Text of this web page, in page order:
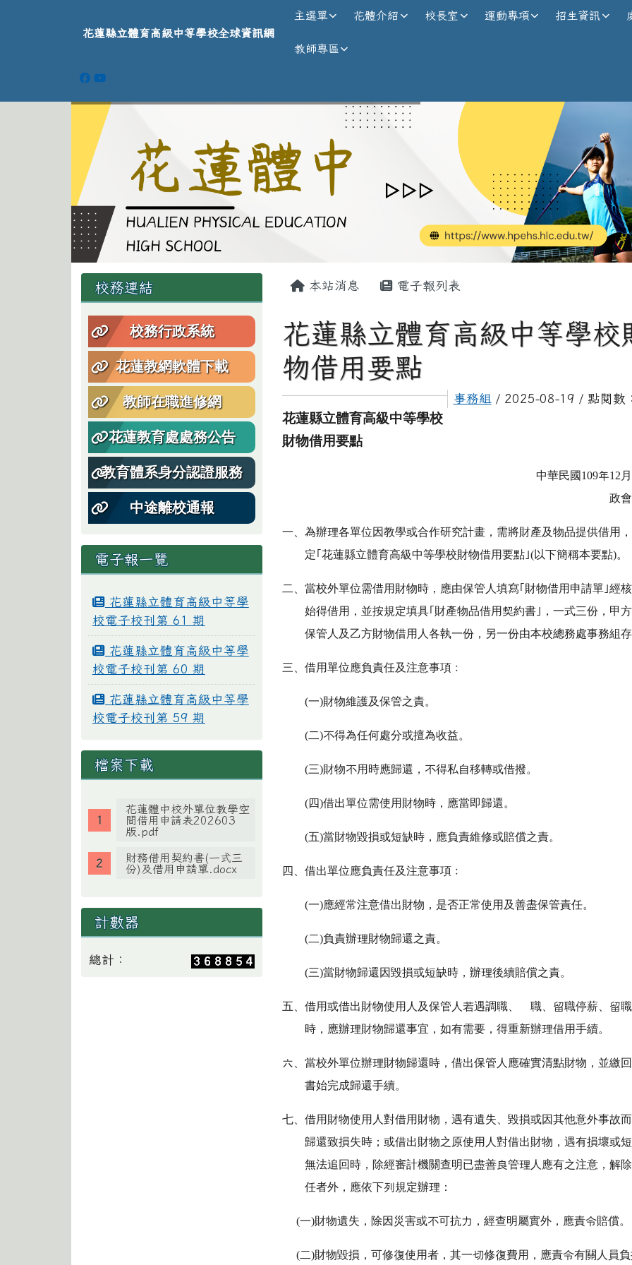
花蓮縣立體育高級中等學校全球資訊網
花蓮縣立體育高級中等學校全球資訊網
主選單 花體介紹 校長室 運動專項 招生資訊
教師專區
左邊區域內容
校務連結
校務行政系統
花蓮教網軟體下載
教師在職進修網
花蓮教育處處務公告
教育體系身分認證服務
中途離校通報
電子報一覽
花蓮縣立體育高級中等學
校電子校刊第 61 期
花蓮縣立體育高級中等學
校電子校刊第 60 期
花蓮縣立體育高級中等學
校電子校刊第 59 期
檔案下載
花蓮體中校外單位教學空
間借用申請表202603
版.pdf
財務借用契約書(一式三
份)及借用申請單.docx
計數器
總計：
主內容區域
本站消息 電子報列表
花蓮縣立體育高級中等學校
物借用要點
事務組 / 2025-08-19 / 點閱數
花蓮縣立體育高級中等學校
財物借用要點
中華民國 109年12月
政
一、為辦理各單位因教學或合作研究計畫，需將財產及物品提供借用
定｢花蓮縣立體育高級中等學校財物借用要點｣(以下簡稱本要點)。
二、當校外單位需借用財物時，應由保管人填寫｢財物借用申請單｣經
始得借用，並按規定填具｢財產物品借用契約書｣，一式三份，甲
保管人及乙方財物借用人各執一份，另一份由本校總務處事務組
三、借用單位應負責任及注意事項﹕
(一)財物維護及保管之責。
(二)不得為任何處分或擅為收益。
(三)財物不用時應歸還，不得私自移轉或借撥。
(四)借出單位需使用財物時，應當即歸還。
(五)當財物毀損或短缺時，應負責維修或賠償之責。
四、借出單位應負責任及注意事項﹕
(一)應經常注意借出財物，是否正常使用及善盡保管責任。
(二)負責辦理財物歸還之責。
(三)當財物歸還因毀損或短缺時，辦理後續賠償之責。
五、借用或借出財物使用人及保管人若遇調職、離職、留職停薪、留
時，應辦理財物歸還事宜，如有需要，得重新辦理借用手續。
六、當校外單位辦理財物歸還時，借出保管人應確實清點財物，並繳
書始完成歸還手續。
七、借用財物使用人對借用財物，遇有遺失、毀損或因其他意外事故
歸還致損失時；或借出財物之原使用人對借出財物，遇有損壞或
無法追回時，除經審計機關查明已盡善良管理人應有之注意，解
任者外，應依下列規定辦理：
(一)財物遺失，除因災害或不可抗力，經查明屬實外，應責令賠償。
(二)財物毀損，可修復使用者，其一切修復費用，應責令有關人員
頁尾區域